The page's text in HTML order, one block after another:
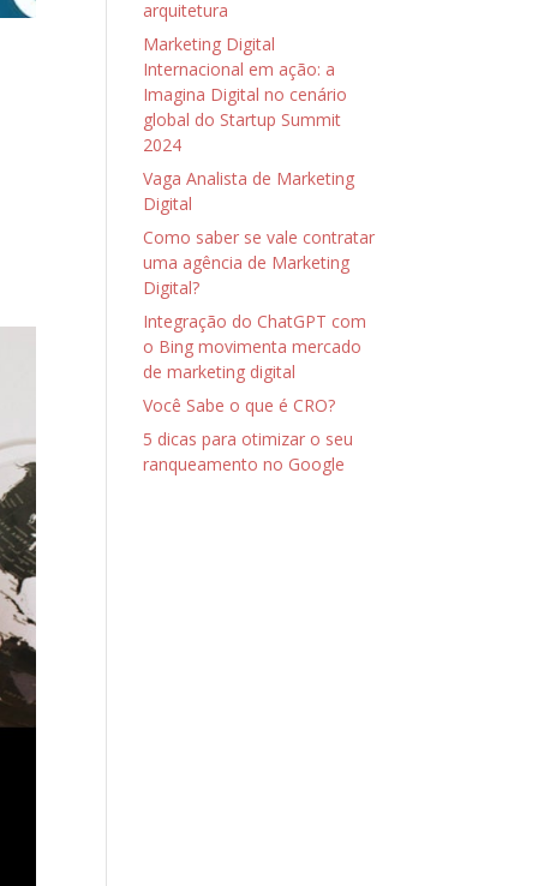
arquitetura
Marketing Digital
Internacional em ação: a
Imagina Digital no cenário
global do Startup Summit
2024
Vaga Analista de Marketing
Digital
Como saber se vale contratar
uma agência de Marketing
Digital?
Integração do ChatGPT com
o Bing movimenta mercado
de marketing digital
Você Sabe o que é CRO?
5 dicas para otimizar o seu
ranqueamento no Google